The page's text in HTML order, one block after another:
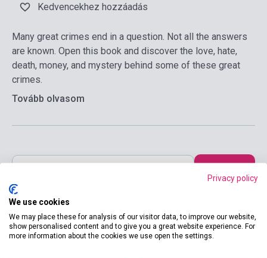
Kedvencekhez hozzáadás
Many great crimes end in a question. Not all the answers
are known. Open this book and discover the love, hate,
death, money, and mystery behind some of these great
crimes.
Tovább olvasom
Privacy policy
We use cookies
We may place these for analysis of our visitor data, to improve our website,
show personalised content and to give you a great website experience. For
more information about the cookies we use open the settings.